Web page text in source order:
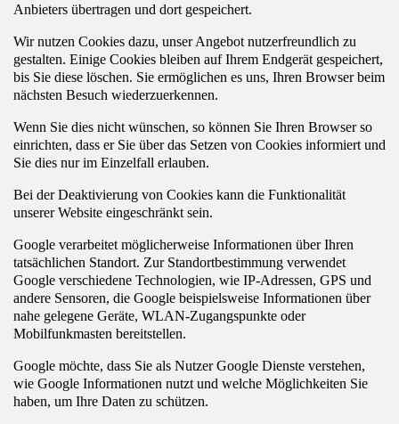
Anbieters übertragen und dort gespeichert.
Wir nutzen Cookies dazu, unser Angebot nutzerfreundlich zu
gestalten. Einige Cookies bleiben auf Ihrem Endgerät gespeichert,
bis Sie diese löschen. Sie ermöglichen es uns, Ihren Browser beim
nächsten Besuch wiederzuerkennen.
Wenn Sie dies nicht wünschen, so können Sie Ihren Browser so
einrichten, dass er Sie über das Setzen von Cookies informiert und
Sie dies nur im Einzelfall erlauben.
Bei der Deaktivierung von Cookies kann die Funktionalität
unserer Website eingeschränkt sein.
Google verarbeitet möglicherweise Informationen über Ihren
tatsächlichen Standort. Zur Standortbestimmung verwendet
Google verschiedene Technologien, wie IP-Adressen, GPS und
andere Sensoren, die Google beispielsweise Informationen über
nahe gelegene Geräte, WLAN-Zugangspunkte oder
Mobilfunkmasten bereitstellen.
Google möchte, dass Sie als Nutzer Google Dienste verstehen,
wie Google Informationen nutzt und welche Möglichkeiten Sie
haben, um Ihre Daten zu schützen.